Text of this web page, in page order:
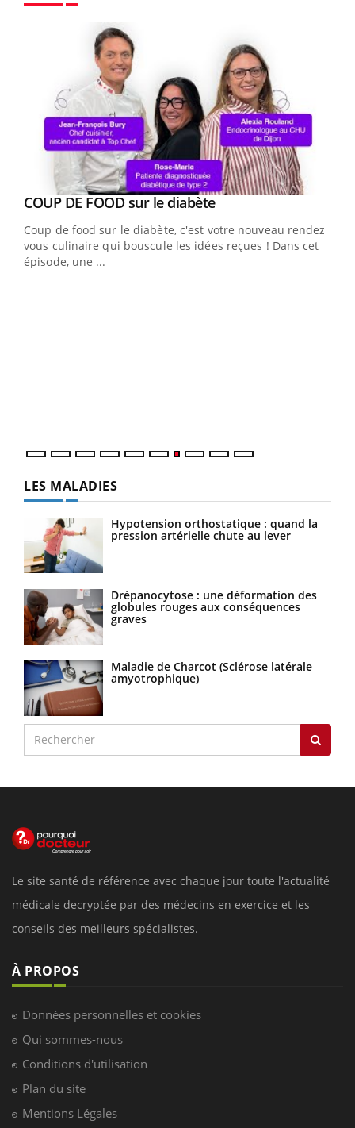
Youtube
COUP DE FOOD sur le diabèteYoutube
Coup de food sur le diabète, c'est votre nouveau rendez-
vous culinaire qui bouscule les idées reçues ! Dans cet
épisode, une ...
LES MALADIES
Hypotension orthostatique : quand la
pression artérielle chute au lever
Drépanocytose : une déformation des
globules rouges aux conséquences
graves
Maladie de Charcot (Sclérose latérale
amyotrophique)
Le site santé de référence avec chaque jour toute l'actualité
médicale decryptée par des médecins en exercice et les
conseils des meilleurs spécialistes.
À PROPOS
Données personnelles et cookies
Qui sommes-nous
Conditions d'utilisation
Plan du site
Mentions Légales